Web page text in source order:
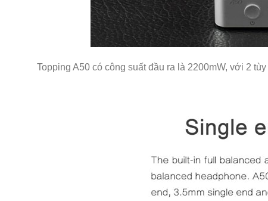
Topping A50 có công suất đầu ra là 2200mW, với 2